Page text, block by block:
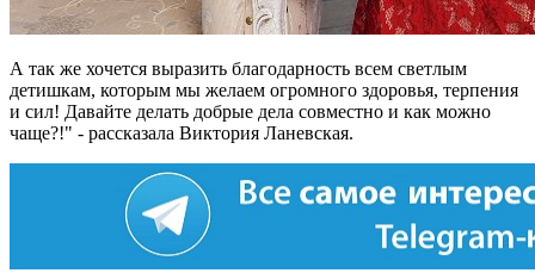
А так же хочется выразить благодарность всем светлым
детишкам, которым мы желаем огромного здоровья, терпения
и сил! Давайте делать добрые дела совместно и как можно
чаще?!" - рассказала Виктория Ланевская.